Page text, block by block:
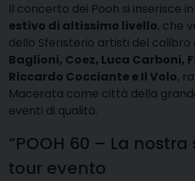
Il concerto dei Pooh si inserisce
estivo di altissimo livello, che
dello Sferisterio artisti del calibro
Baglioni, Coez, Luca Carboni,
Riccardo Cocciante e Il Volo,
Macerata come città della
eventi di qualità.
“POOH 60 – La nostra
tour evento